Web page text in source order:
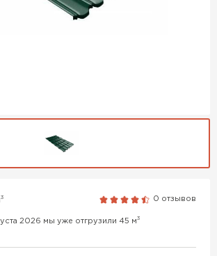
3 0 отзывов
2026 мы уже отгрузили 45 м3